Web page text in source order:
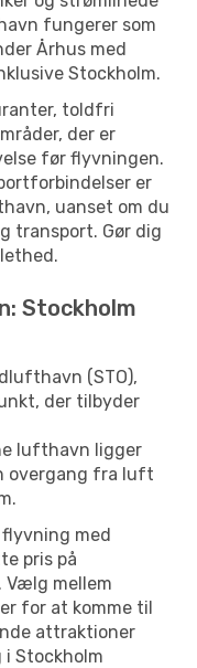
fungerer som
Århus med
Stockholm.
toldfri
der er
før flyvningen.
er
uanset om du
transport. Gør dig
Stockholm
(STO),
der tilbyder
lufthavn ligger
overgang fra luft
flyvning med
pris på
mellem
for at komme til
attraktioner
Stockholm